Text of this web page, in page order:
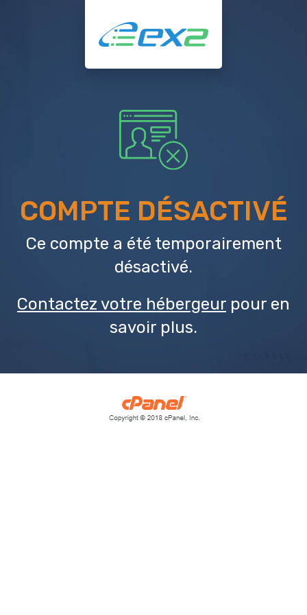
COMPTE DÉSACTIVÉ
Ce compte a été temporairement
désactivé.
Contactez votre hébergeur pour en
savoir plus.